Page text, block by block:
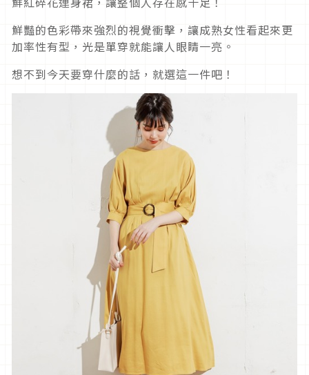
鮮豔的色彩帶來強烈的視覺衝擊，讓成熟女性看起來更
加率性有型，光是單穿就能讓人眼睛一亮。
想不到今天要穿什麼的話，就選這一件吧！